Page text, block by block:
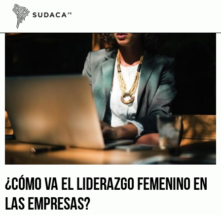
Skip
content
¿CÓMO VA EL LIDERAZGO FEMENINO EN
LAS EMPRESAS?